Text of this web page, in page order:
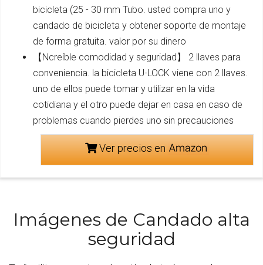
bicicleta (25 - 30 mm Tubo. usted compra uno y
candado de bicicleta y obtener soporte de montaje
de forma gratuita. valor por su dinero
【Ncreíble comodidad y seguridad】 2 llaves para
conveniencia. la bicicleta U-LOCK viene con 2 llaves.
uno de ellos puede tomar y utilizar en la vida
cotidiana y el otro puede dejar en casa en caso de
problemas cuando pierdes uno sin precauciones
Ver precios en
Imágenes de Candado alta
seguridad